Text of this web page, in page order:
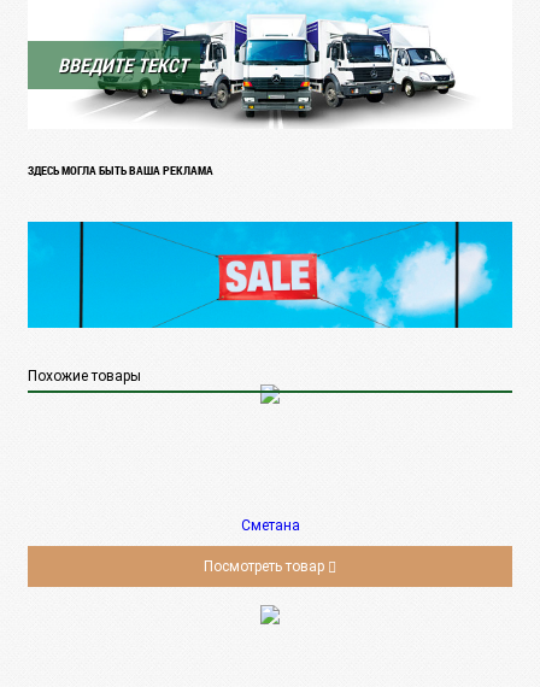
ВВЕДИТЕ ТЕКСТ
ЗДЕСЬ МОГЛА БЫТЬ ВАША РЕКЛАМА
Похожие товары
Сметана
Посмотреть товар